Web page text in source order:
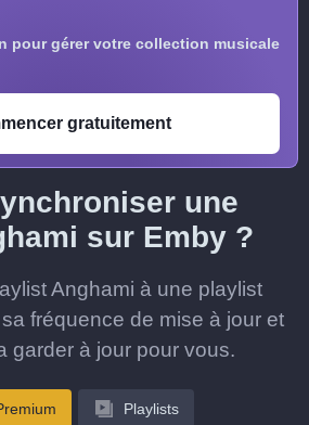
pour gérer votre collection musicale
gratuitement
une
sur Emby ?
Anghami à une playlist
fréquence de mise à jour et
garder à jour pour vous.
Playlists